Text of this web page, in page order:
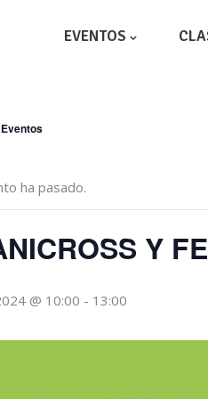
EVENTOS
ha pasado.
Y
@ 10:00 - 13:00